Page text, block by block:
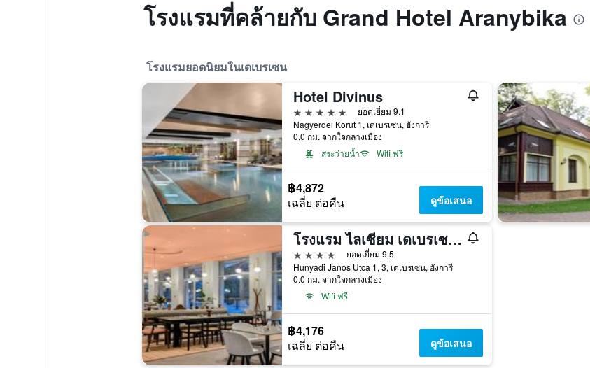
โรงแรมที่คล้ายกับ Grand Hotel Aranybika
โรงแรมยอดนิยมในเดเบรเซน
Hotel Divinus
5 ดาว
ยอดเยี่ยม 9.1
Nagyerdei Korut 1, เดเบรเซน, ฮังการี
0.0 กม. จากใจกลางเมือง
สระว่ายน้ำ
Wifi ฟรี
฿4,872
เฉลี่ย ต่อคืน ดูข้อเสนอ
โรงแรม ไลเซียม เดเบรเซน - แฮนด์วริทเทน คอลเลคชั่น
4 ดาว
ยอดเยี่ยม 9.5
Hunyadi Janos Utca 1, 3, เดเบรเซน, ฮังการี
0.0 กม. จากใจกลางเมือง
Wifi ฟรี
฿4,176
เฉลี่ย ต่อคืน ดูข้อเสนอ